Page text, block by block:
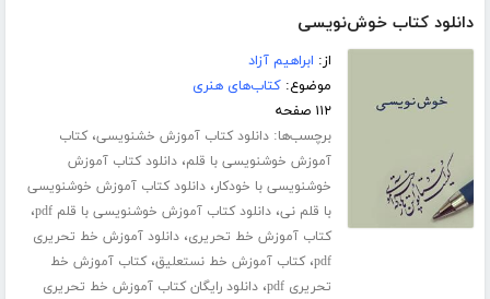
دانلود کتاب خوش‌نویسی
از: ابراهیم آزاد
موضوع:کتاب‌های هنری
۱۱۲ صفحه
برچسب‌ها:دانلود کتاب آموزش خشنویسی،کتاب
آموزش خوشنویسی با قلم،دانلود کتاب آموزش
خوشنویسی با خودکار،دانلود کتاب آموزش خوشنویسی
با قلم نی،دانلود کتاب آموزش خوشنویسی با قلم pdf ،
کتاب آموزش خط تحریری،دانلود آموزش خط تحریری
pdf،کتاب آموزش خط نستعلیق،کتاب آموزش خط
تحریری pdf
،دانلود رایگان کتاب آموزش خط تحریری